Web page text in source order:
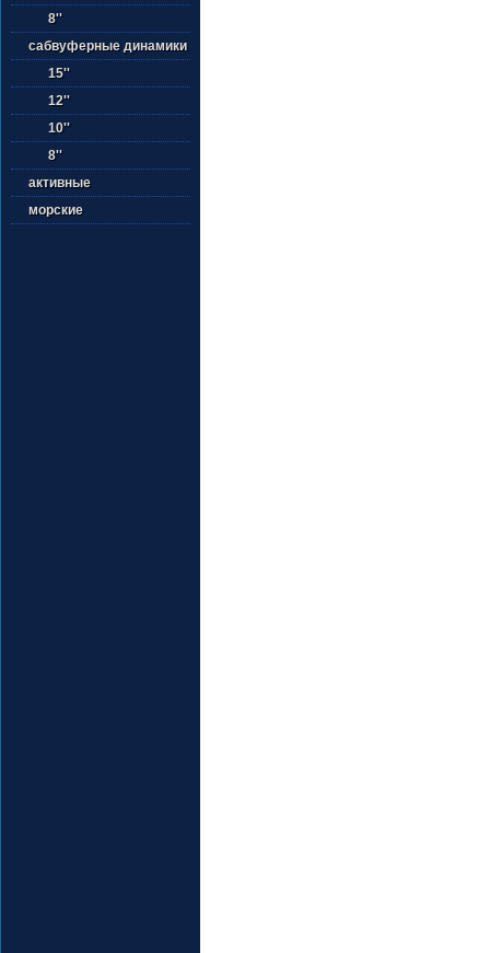
8''
сабвуферные динамики
15''
12''
10''
8''
активные
морские